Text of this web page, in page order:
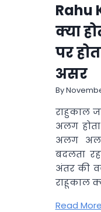
Rahu
क्या
पर
असर
By
राहुकाल
अलग
अलग
बदलता
अंतर की
राहूकाल
Read More